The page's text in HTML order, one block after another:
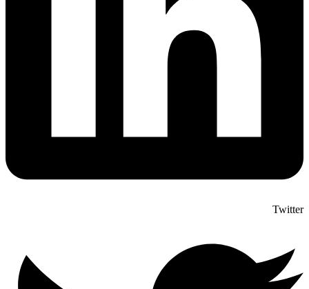
Twitter